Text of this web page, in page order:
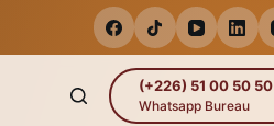
(+226) 51 00 50 50
Whatsapp Bureau